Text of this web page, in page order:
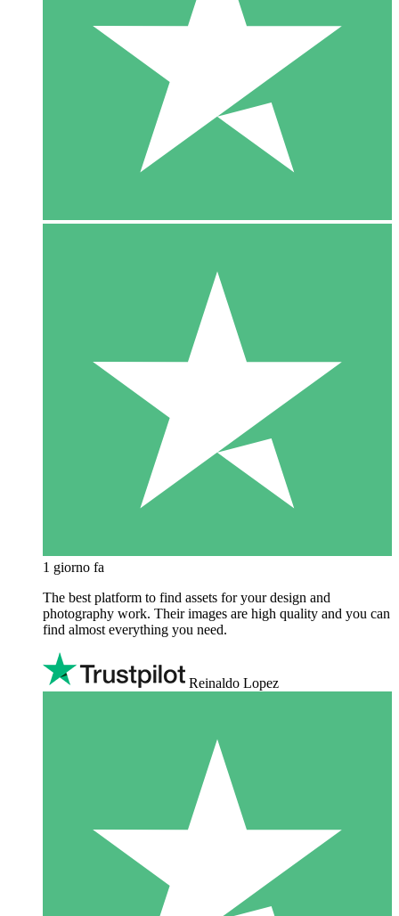
1 giorno fa
The best platform to find assets for your design and
photography work. Their images are high quality and you can
find almost everything you need.
Reinaldo Lopez